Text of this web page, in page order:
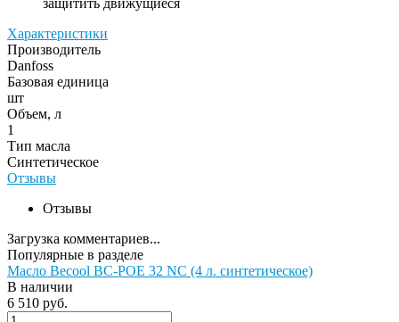
Характеристики
Производитель
Danfoss
Базовая единица
шт
Объем, л
1
Тип масла
Синтетическое
Отзывы
Отзывы
Загрузка комментариев...
Популярные в разделе
Масло Becool BC-POE 32 NC (4 л. синтетическое)
В наличии
6 510 руб.